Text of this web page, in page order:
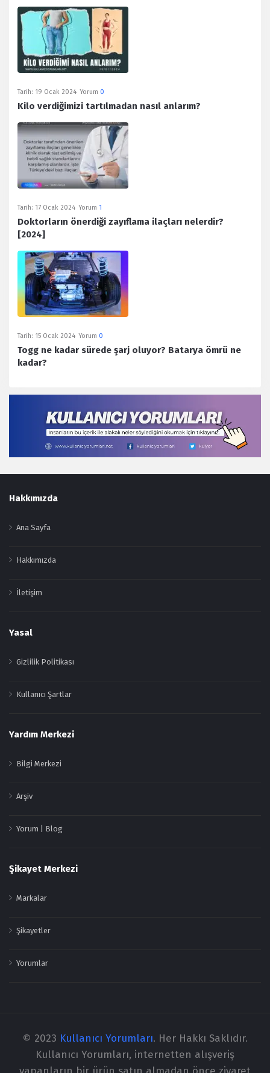
Tarih: 19 Ocak 2024 Yorum 0
Kilo verdiğimizi tartılmadan nasıl anlarım?
Tarih: 17 Ocak 2024 Yorum 1
Doktorların önerdiği zayıflama ilaçları nelerdir?
[2024]
Tarih: 15 Ocak 2024 Yorum 0
Togg ne kadar sürede şarj oluyor? Batarya ömrü ne
kadar?
Footer
Hakkımızda
Ana Sayfa
Hakkımızda
İletişim
Yasal
Gizlilik Politikası
Kullanıcı Şartlar
Yardım Merkezi
Bilgi Merkezi
Arşiv
Yorum | Blog
Şikayet Merkezi
Markalar
Şikayetler
Yorumlar
© 2023 Kullanıcı Yorumları. Her Hakkı Saklıdır.
Kullanıcı Yorumları, internetten alışveriş